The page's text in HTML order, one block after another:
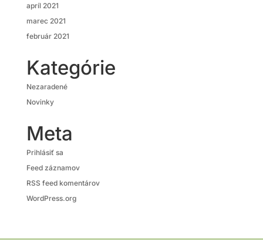
apríl 2021
marec 2021
február 2021
Kategórie
Nezaradené
Novinky
Meta
Prihlásiť sa
Feed záznamov
RSS feed komentárov
WordPress.org